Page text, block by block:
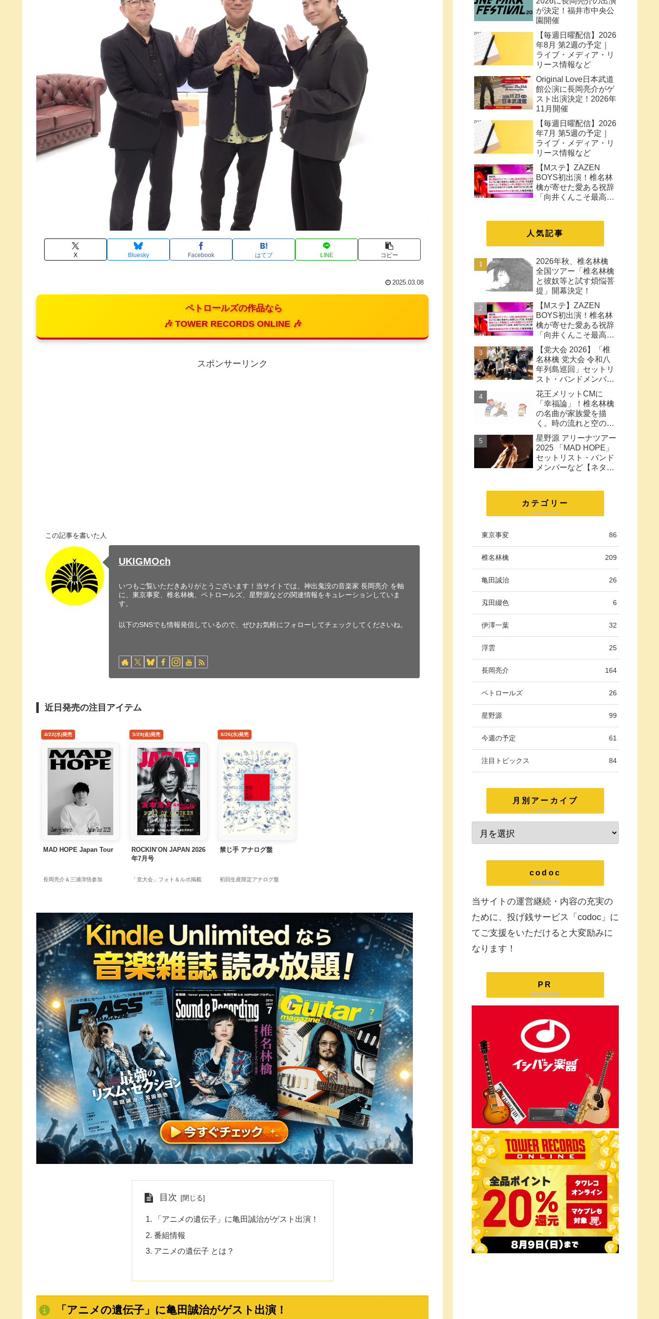
X Bluesky Facebook はてブ LINE コピー
2025.03.08
ペトロールズの作品なら
🎶 TOWER RECORDS ONLINE 🎶
スポンサーリンク
この記事を書いた人
UKIGMOch
いつもご覧いただきありがとうございます！当サイトでは、神出鬼没の音楽家 長岡亮介 を軸
に、東京事変、椎名林檎、ペトロールズ、星野源などの関連情報をキュレーションしていま
す。
以下のSNSでも情報発信しているので、ぜひお気軽にフォローしてチェックしてくださいね。
近日発売の注目アイテム
4/22(水)発売
MAD HOPE Japan Tour
長岡亮介＆三浦淳悟参加
5/29(金)発売
ROCKIN’ON JAPAN 2026
年7月号
「党大会」フォト＆ルポ掲載
8/26(水)発売
禁じ手 アナログ盤
初回生産限定アナログ盤
目次
「アニメの遺伝子」に亀田誠治がゲスト出演！
番組情報
アニメの遺伝子 とは？
「アニメの遺伝子」に亀田誠治がゲスト出演！
が決定！福井市中央公
園開催
【毎週日曜配信】2026
年8月 第2週の予定｜
ライブ・メディア・リ
リース情報など
Original Love日本武道
館公演に長岡亮介がゲ
スト出演決定！2026年
11月開催
【毎週日曜配信】2026
年7月 第5週の予定｜
ライブ・メディア・リ
リース情報など
【Mステ】ZAZEN
BOYS初出演！椎名林
檎が寄せた愛ある祝辞
「向井くんこそ最高に
人気記事
2026年秋、椎名林檎
全国ツアー「椎名林檎
と彼奴等と試す煩悩菩
提」開幕決定！
【Mステ】ZAZEN
BOYS初出演！椎名林
檎が寄せた愛ある祝辞
「向井くんこそ最高に
トッポく洒落たパンク
ス」と密接なコラボ史
まとめ
【党大会 2026】「椎
名林檎 党大会 令和八
年列島巡回」セットリ
スト・バンドメンバー
など【ネタバレ注意】
花王メリットCMに
「幸福論」！椎名林檎
の名曲が家族愛を描
く。時の流れと空の色
に何も望みはしない様
に。
星野源 アリーナツアー
2025 「MAD HOPE」
セットリスト・バンド
メンバーなど【ネタバ
カテゴリー
東京事変 86
椎名林檎 209
亀田誠治 26
刄田綴色 6
伊澤一葉 32
浮雲 25
長岡亮介 164
ペトロールズ 26
星野源 99
今週の予定 61
注目トピックス 84
月別アーカイブ
codoc
当サイトの運営継続・内容の充実の
ために、投げ銭サービス「codoc」に
てご支援をいただけると大変励みに
なります！
PR